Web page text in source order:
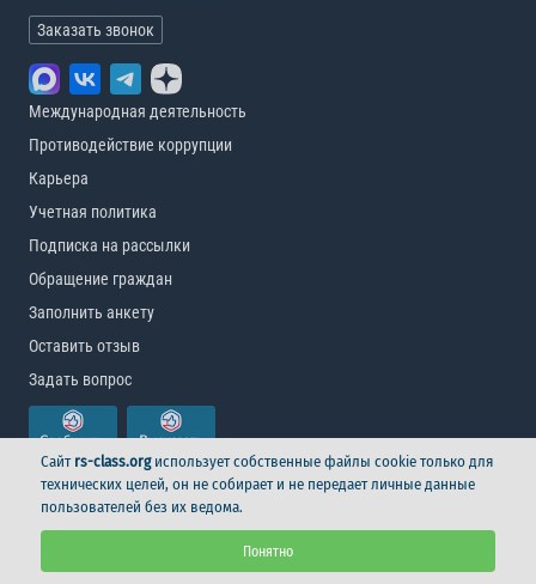
Заказать звонок
Международная деятельность
Противодействие коррупции
Карьера
Учетная политика
Подписка на рассылки
Обращение граждан
Заполнить анкету
Оставить отзыв
Задать вопрос
© Российский морской регистр судоходства, 2026
Логотип
Сайт rs-class.orgиспользует собственные файлы cookie только для
технических целей, он не собирает и не передает личные данные
пользователей без их ведома.
Понятно